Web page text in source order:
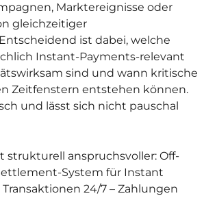
Marktereignisse oder
gleichzeitiger
ist dabei, welche
Instant-Payments-relevant
sind und wann kritische
Zeitfenstern entstehen können.
und lässt sich nicht pauschal
strukturell anspruchsvoller: Off-
System für Instant
24/7 – Zahlungen